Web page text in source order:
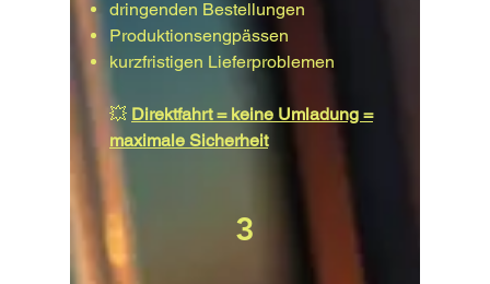
dringenden Bestellungen
Produktionsengpässen
kurzfristigen Lieferproblemen
💥 Direktfahrt = keine Umladung =
maximale Sicherheit
3